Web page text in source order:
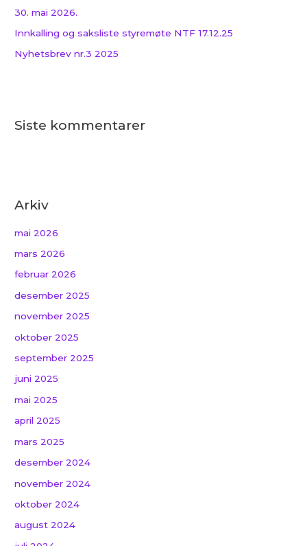
30. mai 2026.
Innkalling og saksliste styremøte NTF 17.12.25
Nyhetsbrev nr.3 2025
Siste kommentarer
Arkiv
mai 2026
mars 2026
februar 2026
desember 2025
november 2025
oktober 2025
september 2025
juni 2025
mai 2025
april 2025
mars 2025
desember 2024
november 2024
oktober 2024
august 2024